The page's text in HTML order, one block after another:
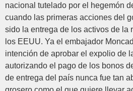
nacional tutelado por el hegemón
cuando las primeras acciones del
sido la entrega de los activos de la
los EEUU. Ya el embajador
intención de aprobar el expolio de
autorizando el pago de los bonos
de entrega del país nunca fue tan